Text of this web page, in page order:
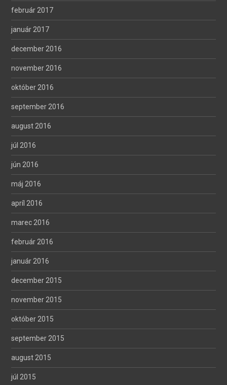
február 2017
január 2017
december 2016
november 2016
október 2016
september 2016
august 2016
júl 2016
jún 2016
máj 2016
apríl 2016
marec 2016
február 2016
január 2016
december 2015
november 2015
október 2015
september 2015
august 2015
júl 2015